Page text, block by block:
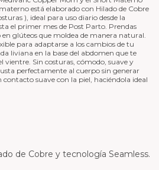
está elaborado con Hilado de Cobre
), ideal para uso diario desde la
el primer mes de Post Parto. Prendas
glúteos que moldea de manera natural.
para adaptarse a los cambios de tu
liviana en la base del abdomen que te
vientre. Sin costuras, cómodo, suave y
perfectamente al cuerpo sin generar
suave con la piel, haciéndola ideal
de Cobre y tecnología Seamless.